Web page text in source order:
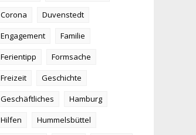
Corona
Duvenstedt
Engagement
Familie
Ferientipp
Formsache
Freizeit
Geschichte
Geschäftliches
Hamburg
Hilfen
Hummelsbüttel